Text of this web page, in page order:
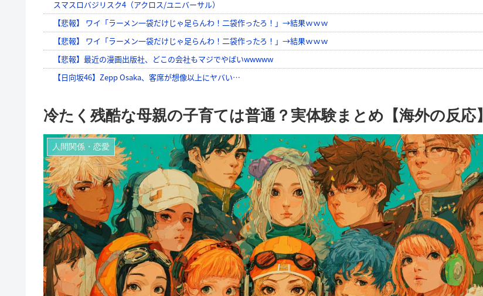
冷たく残酷な母親の子育ては普通？実体験まとめ【海外の反応】
人間関係・恋愛